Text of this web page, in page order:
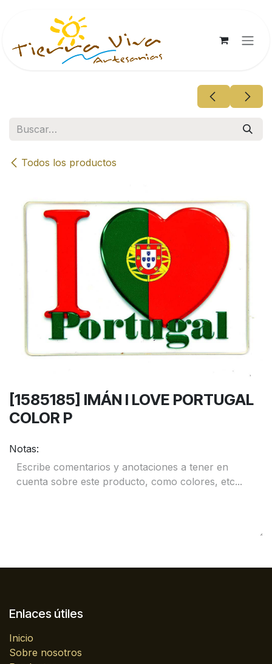
Todos los productos
[1585185] IMÁN I LOVE PORTUGAL
COLOR P
Notas:
Enlaces útiles
Inicio
Sobre nosotros